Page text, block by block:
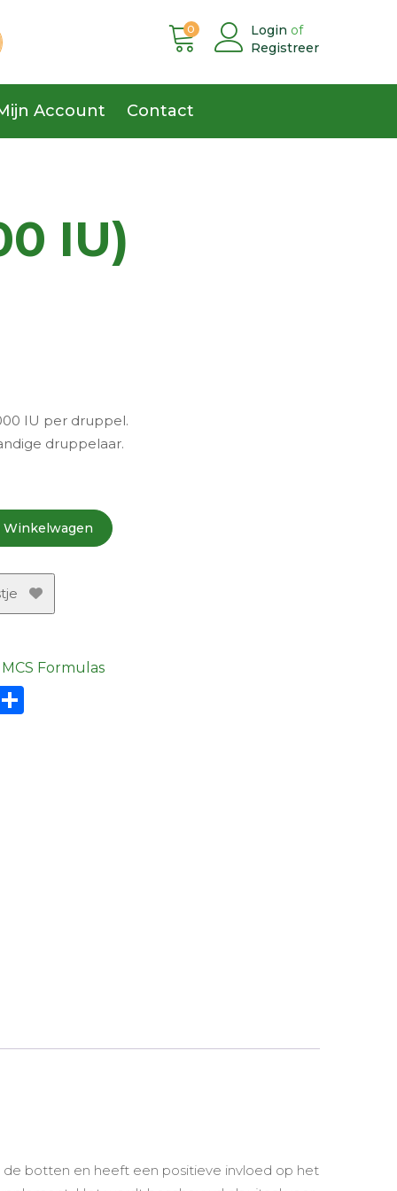
0 Login of
Registreer
Account Contact
IU)
IU per druppel.
druppelaar.
Winkelwagen
MCS Formulas
botten en heeft een positieve invloed op het